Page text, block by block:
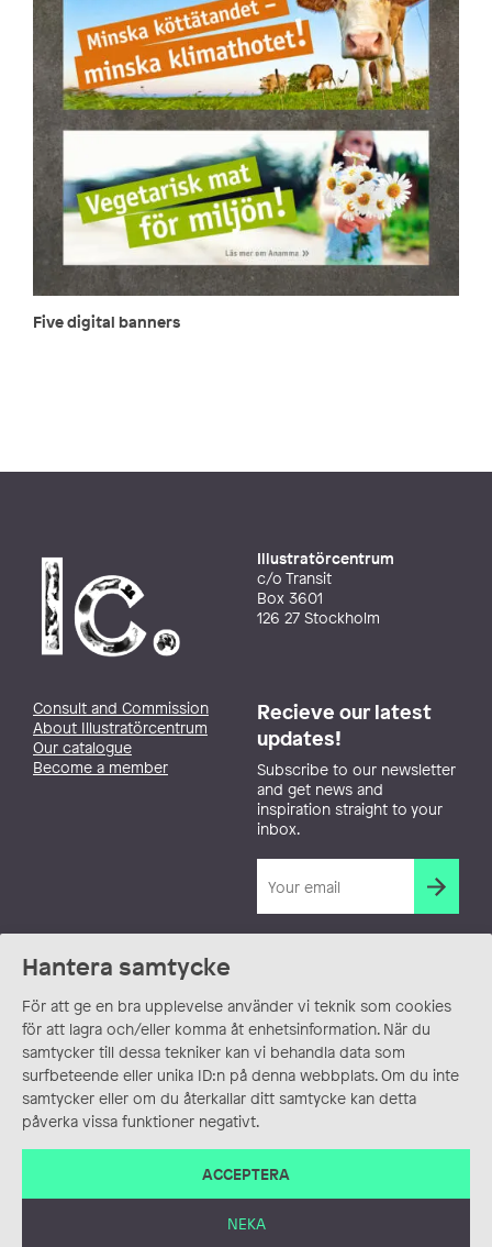
Hantera samtycke
För att ge en bra upplevelse använder vi teknik som cookies
för att lagra och/eller komma åt enhetsinformation. När du
samtycker till dessa tekniker kan vi behandla data som
surfbeteende eller unika ID:n på denna webbplats. Om du inte
samtycker eller om du återkallar ditt samtycke kan detta
påverka vissa funktioner negativt.
ACCEPTERA
NEKA
Five digital banners
Illustratörcentrum
c/o Transit
Box 3601
126 27 Stockholm
Consult and Commission
About Illustratörcentrum
Our catalogue
Become a member
Recieve our latest
updates!
Subscribe to our newsletter
and get news and
inspiration straight to your
inbox.